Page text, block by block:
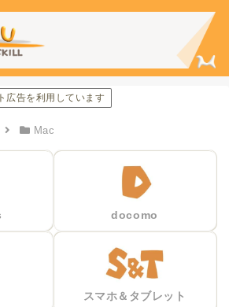
広告を利用しています
Mac
docomo
スマホ＆タブレット